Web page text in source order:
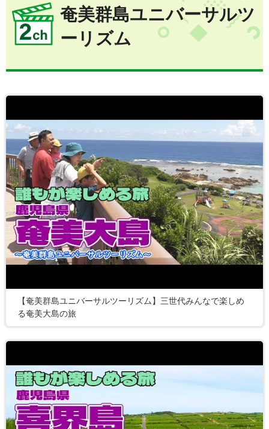
奄美群島ユニバーサルツ
ーリズム
【奄美群島ユニバーサルツーリズム】三世代みんなで楽しめ
る奄美大島の旅